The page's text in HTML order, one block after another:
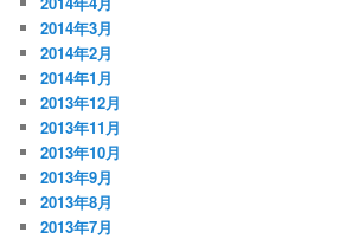
2014年3月
2014年2月
2014年1月
2013年12月
2013年11月
2013年10月
2013年9月
2013年8月
2013年7月